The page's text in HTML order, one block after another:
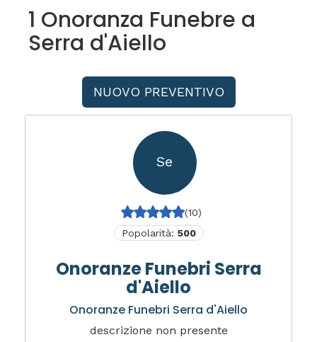
1 Onoranza Funebre a
Serra d'Aiello
NUOVO PREVENTIVO
Se
(10)
Popolarità: 500
Onoranze Funebri Serra
d'Aiello
Onoranze Funebri Serra d'Aiello
descrizione non presente